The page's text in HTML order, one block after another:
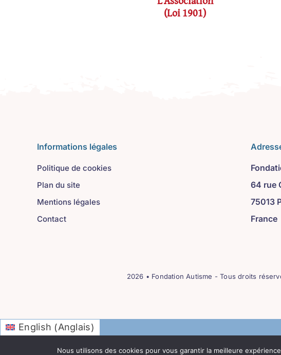
(loi 1901)
Informations légales
Politique de cookies
Plan du site
Mentions légales
Contact
64 rue
75013
France
2026 • Fondation Autisme - Tous droits
English (Anglais)
Nous utilisons des cookies pour vous garantir la meilleure